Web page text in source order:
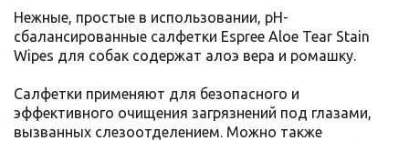
Нежные, простые в использовании, рН-
сбалансированные салфетки Espree Aloe Tear Stain
Wipes для собак содержат алоэ вера и ромашку.
Салфетки применяют для безопасного и
эффективного очищения загрязнений под глазами,
вызванных слезоотделением. Можно также